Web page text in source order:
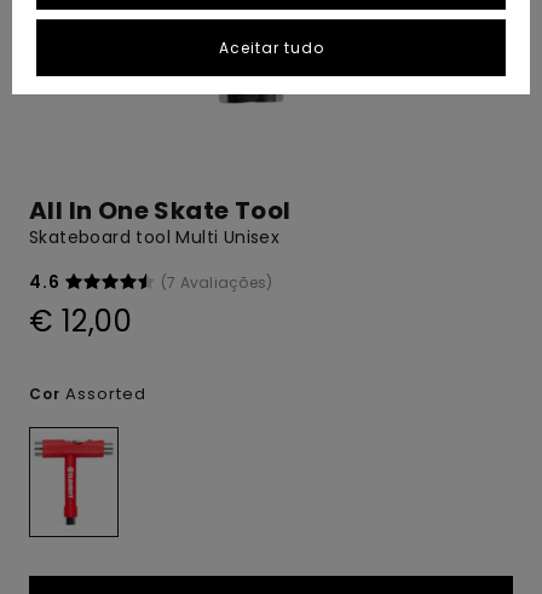
All In One Skate Tool
Skateboard tool Multi Unisex
4.6
(7 Avaliações)
€ 12,00
Cor Assorted
Aceitar tudo